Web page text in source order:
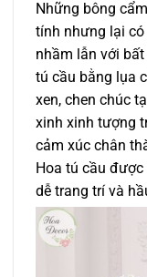
Những bông
tính nhưng lại
nhầm lẫn với
tú cầu bằng lụa
xen, chen chúc
xinh xinh tượng
cảm xúc chân
Hoa tú cầu
dễ trang trí và